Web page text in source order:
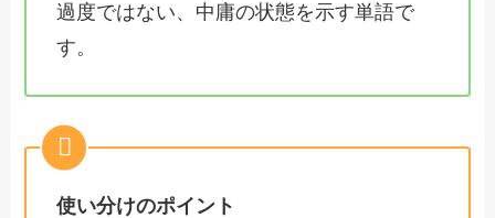
過度ではない、中庸の状態を示す単語で
す。
使い分けのポイント